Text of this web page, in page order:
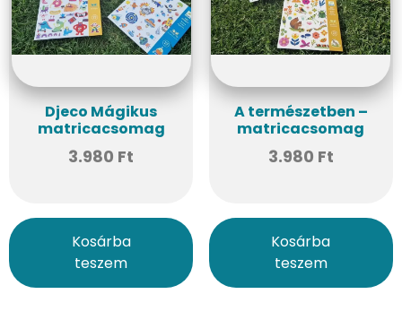
Djeco Mágikus
matricacsomag
3.980 Ft
Kosárba
teszem
A természetben –
matricacsomag
3.980 Ft
Kosárba
teszem